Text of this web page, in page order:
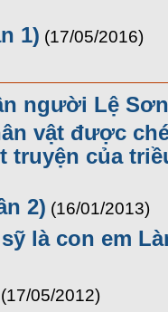
1) (17/05/2016)
người Lệ
vật được
truyện của
2) (16/01/2013)
là con em
(17/05/2012)